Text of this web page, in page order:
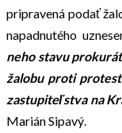
pripravená podať
napadnutého
neho stavu
žalobu proti
zastupiteľstva na
Marián Sipavý.